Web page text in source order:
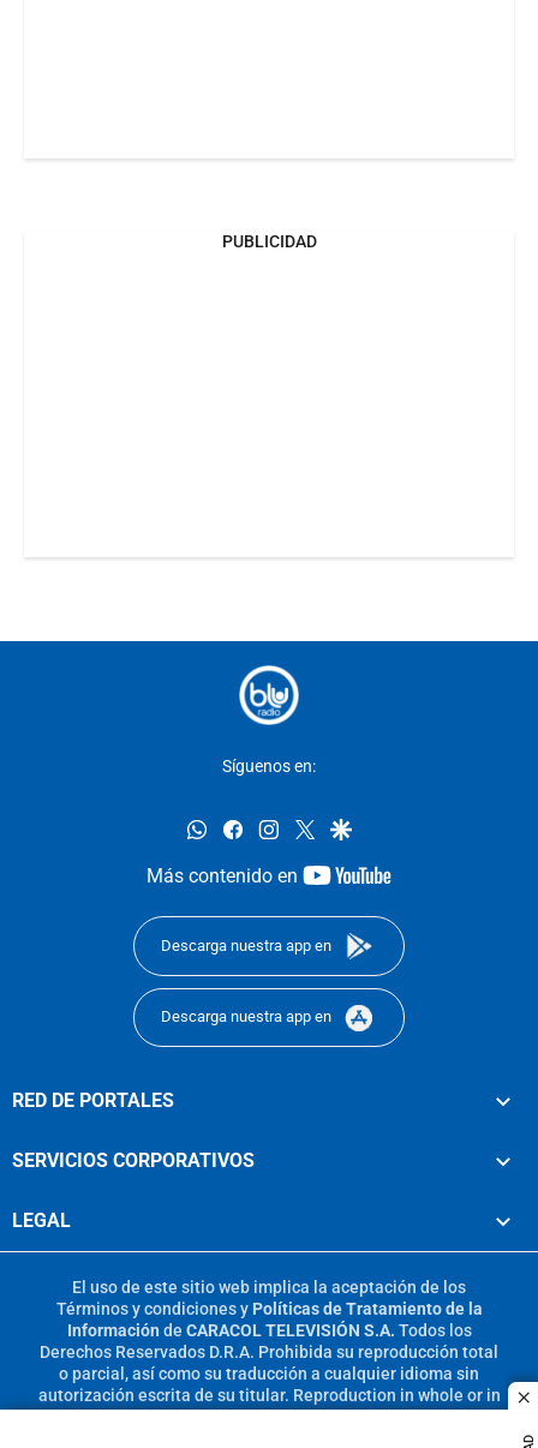
PUBLICIDAD
Síguenos en:
whatsappfacebookinstagram
twittergoogle
Más contenido en
youtube-
Descarga nuestra app en
Descarga nuestra app en
RED DE PORTALES
SERVICIOS CORPORATIVOS
LEGAL
El uso de este sitio web implica la aceptación de los
Términos y condicionesy Políticas de Tratamiento de la
Información de CARACOL TELEVISIÓN S.A. Todos los
Derechos Reservados D.R.A. Prohibida su reproducción total
o parcial, así como su traducción a cualquier idioma sin
autorización escrita de su titular. Reproduction in whole or in